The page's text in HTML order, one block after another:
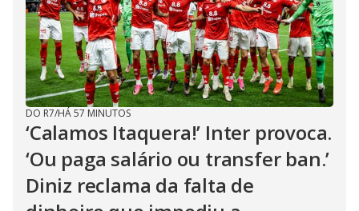
DO R7/HÁ 57 MINUTOS
‘Calamos Itaquera!’ Inter provoca.
‘Ou paga salário ou transfer ban.’
Diniz reclama da falta de